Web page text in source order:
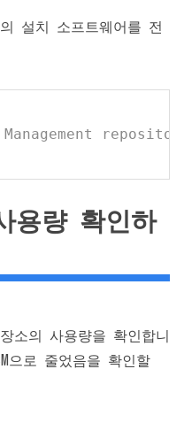
설치 소프트웨어를 전
용량 확인하
소의 사용량을 확인합니
으로 줄었음을 확인할